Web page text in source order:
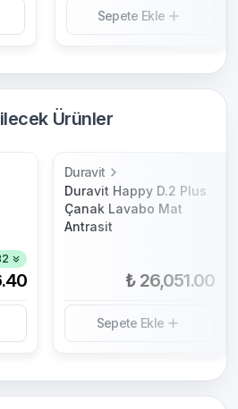
Sepete Ekle
Ürünler
Duravit
Duravit Happy D.2 Plus
Çanak Lavabo Mat
Antrasit
₺ 26,051.00
Sepete Ekle